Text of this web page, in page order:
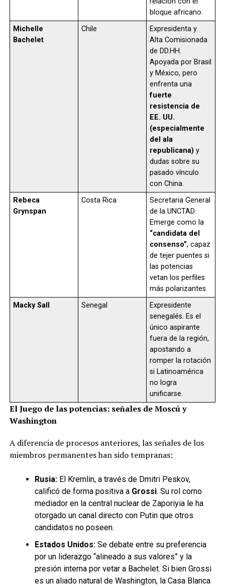
bloque africano.
Michelle
Bachelet
Chile
Expresidenta y
Alta Comisionada
de DD.HH.
Apoyada por Brasil
y México, pero
enfrenta una
fuerte
resistencia de
EE. UU.
(especialmente
del ala
republicana) y
dudas sobre su
pasado vínculo
con China.
Rebeca
Grynspan
Costa Rica
Secretaria General
de la UNCTAD.
Emerge como la
“candidata del
consenso”, capaz
de tejer puentes si
las potencias
vetan los perfiles
más polarizantes.
Macky Sall
Senegal
Expresidente
senegalés. Es el
único aspirante
fuera de la región,
apostando a
romper la rotación
si Latinoamérica
no logra
unificarse.
El Juego de las potencias: señales de Moscú y
Washington
A diferencia de procesos anteriores, las señales de los
miembros permanentes han sido tempranas:
Rusia:El Kremlin, a través de Dmitri Peskov,
calificó de forma positiva a Grossi. Su rol como
mediador en la central nuclear de Zaporiyia le ha
otorgado un canal directo con Putin que otros
candidatos no poseen.
Estados Unidos:Se debate entre su preferencia
por un liderazgo “alineado a sus valores” y la
presión interna por vetar a Bachelet. Si bien Grossi
es un aliado natural de Washington, la Casa Blanca